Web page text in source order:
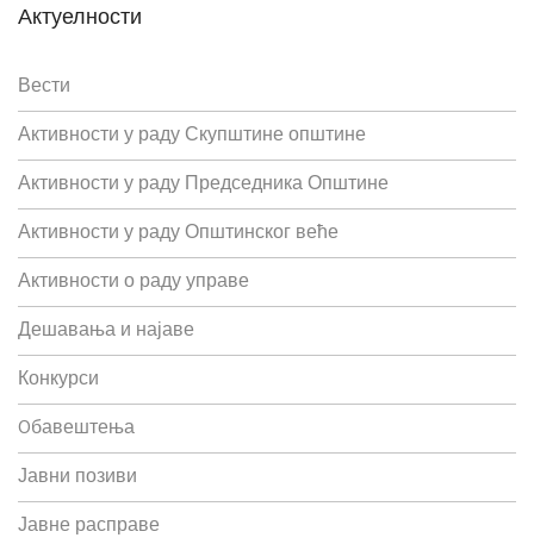
Актуелности
Вести
Активности у раду Скупштине општине
Активности у раду Председника Општине
Активности у раду Општинског веће
Активности о раду управе
Дешавања и најаве
Конкурси
Oбавештења
Јавни позиви
Јавне расправе